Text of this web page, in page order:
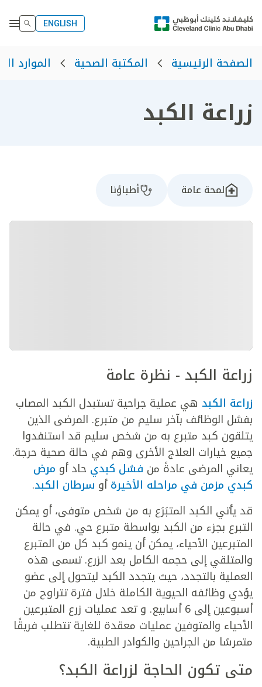
ENGLISH
الصفحة الرئيسية المكتبة الصحية الموارد
زراعة الكبد
لمحة عامة أطباؤنا
زراعة الكبد - نظرة عامة
زراعة الكبد هي عملية جراحية تستبدل الكبد المصاب
بفشل الوظائف بآخر سليم من متبرع. المرضى الذين
يتلقون كبد متبرع به من شخص سليم قد استنفدوا
جميع خيارات العلاج الأخرى وهم في حالة صحية حرجة.
يعاني المرضى عادةً من فشل كبدي حاد أو مرض
كبدي مزمن في مراحله الأخيرةأو سرطان الكبد.
قد يأتي الكبد المتبَرَع به من شخص متوفى، أو يمكن
التبرع بجزء من الكبد بواسطة متبرع حي. في حالة
المتبرعين الأحياء، يمكن أن ينمو كبد كل من المتبرع
والمتلقي إلى حجمه الكامل بعد الزرع. تسمى هذه
العملية بالتجدد، حيث يتجدد الكبد ليتحول إلى عضو
يؤدي وظائفه الحيوية الكاملة خلال فترة تتراوح من
أسبوعين إلى 6 أسابيع. و تعد عمليات زرع المتبرعين
الأحياء والمتوفين عمليات معقدة للغاية تتطلب فريقًا
متمرسًا من الجراحين والكوادر الطبية.
متى تكون الحاجة لزراعة الكبد؟